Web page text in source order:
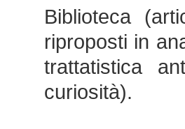
Biblioteca
riproposti in
trattatistica
curiosità).